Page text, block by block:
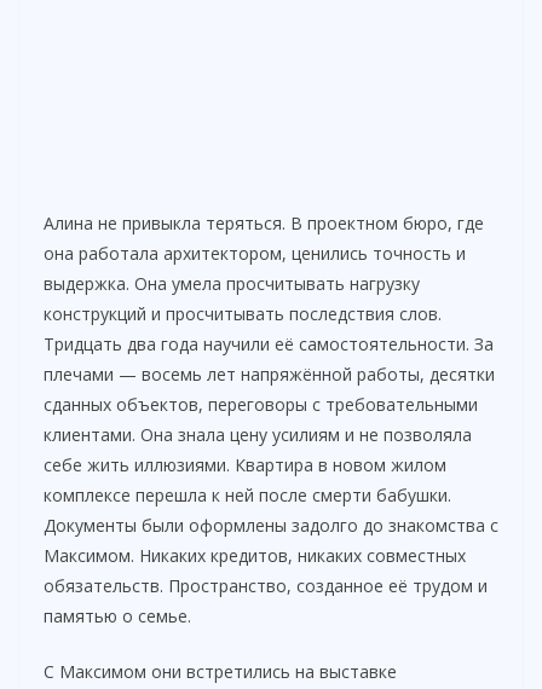
Алина не привыкла теряться. В проектном бюро, где
она работала архитектором, ценились точность и
выдержка. Она умела просчитывать нагрузку
конструкций и просчитывать последствия слов.
Тридцать два года научили её самостоятельности. За
плечами — восемь лет напряжённой работы, десятки
сданных объектов, переговоры с требовательными
клиентами. Она знала цену усилиям и не позволяла
себе жить иллюзиями. Квартира в новом жилом
комплексе перешла к ней после смерти бабушки.
Документы были оформлены задолго до знакомства с
Максимом. Никаких кредитов, никаких совместных
обязательств. Пространство, созданное её трудом и
памятью о семье.
С Максимом они встретились на выставке